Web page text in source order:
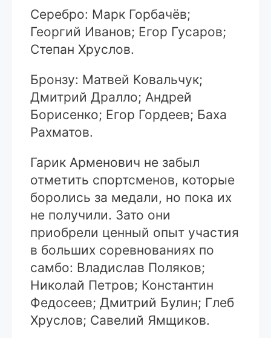
Серебро: Марк Горбачёв;
Георгий Иванов; Егор Гусаров;
Степан Хруслов.
Бронзу: Матвей Ковальчук;
Дмитрий Дралло; Андрей
Борисенко; Егор Гордеев; Баха
Рахматов.
Гарик Арменович не забыл
отметить спортсменов, которые
боролись за медали, но пока их
не получили. Зато они
приобрели ценный опыт участия
в больших соревнованиях по
самбо: Владислав Поляков;
Николай Петров; Константин
Федосеев; Дмитрий Булин; Глеб
Хруслов; Савелий Ямщиков.